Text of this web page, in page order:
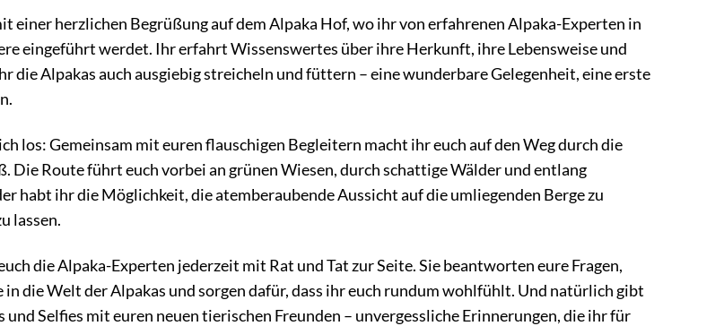
einer herzlichen Begrüßung auf dem Alpaka Hof, wo ihr von erfahrenen Alpaka-Experten in
eingeführt werdet. Ihr erfahrt Wissenswertes über ihre Herkunft, ihre Lebensweise und
die Alpakas auch ausgiebig streicheln und füttern – eine wunderbare Gelegenheit, eine erste
los: Gemeinsam mit euren flauschigen Begleitern macht ihr euch auf den Weg durch die
Die Route führt euch vorbei an grünen Wiesen, durch schattige Wälder und entlang
habt ihr die Möglichkeit, die atemberaubende Aussicht auf die umliegenden Berge zu
lassen.
die Alpaka-Experten jederzeit mit Rat und Tat zur Seite. Sie beantworten eure Fragen,
in die Welt der Alpakas und sorgen dafür, dass ihr euch rundum wohlfühlt. Und natürlich gibt
und Selfies mit euren neuen tierischen Freunden – unvergessliche Erinnerungen, die ihr für